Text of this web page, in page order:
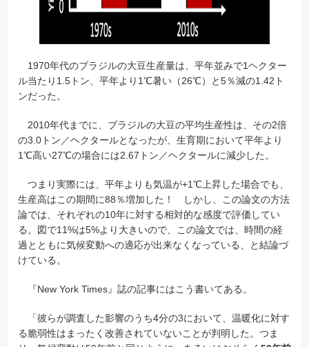
1970年代のブラジルの大豆生産量は、平年並みで1ヘクター
ル当たり1.5トン、平年より1℃暑い（26℃）と5％減の1.42ト
ンだった。
2010年代までに、ブラジルの大豆の平均生産性は、その2倍
の3.0トン／ヘクタールとなったが、生育期において平年より
1℃高い27℃の場合には2.67トン／ヘクタールに減少した。
つまり実際には、平年よりも気温が+1℃上昇した場合でも、
生産高はこの期間に88％増加した！ しかし、この論文の方法
論では、それぞれの10年に対する相対的な感度で評価してい
る。図で11%は5%より大きいので、この論文では、時間の経
過とともに気候変動への適応が出来なくなっている、と結論づ
けている。
『New York Times』誌の記事にはこう書いてある。
「彼らが調査した影響のうち4分の3において、温暖化に対す
る脆弱性はまったく改善されていないことが判明した。つま